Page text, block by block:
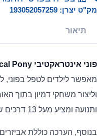
Magical
אורווה
ZURU
מק"ט יצרן: 193052057259
תיאור
פוני אינטראקטיבי Pets Alive My Magical Pony מבית ZURU
מאפשר לילדים לטפל בפוני,
וליצור משחקי דמיון בתוך
ותנועה ומציע מעל 13 דרכים שונות לשחק ולהגיב.
בנוסף, הערכה כוללת